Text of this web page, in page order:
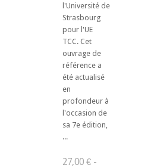
l'Université de
Strasbourg
pour l'UE
TCC. ​Cet
ouvrage de
référence a
été actualisé
en
profondeur à
l'occasion de
sa 7e édition,
...
27,00 € -